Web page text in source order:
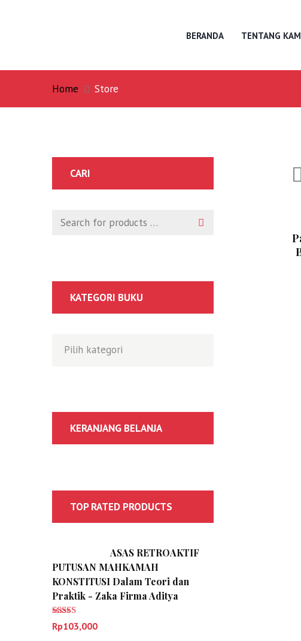
BERANDA TENTANG
Home Store
CARI
KATEGORI BUKU
KERANJANG BELANJA
TOP RATED PRODUCTS
ASAS RETROAKTIF
PUTUSAN MAHKAMAH
KONSTITUSI Dalam Teori dan
Praktik - Zaka Firma Aditya
Dinilai 5.00
dari 5
Rp103,000